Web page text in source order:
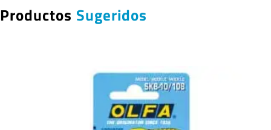
Productos Sugeridos